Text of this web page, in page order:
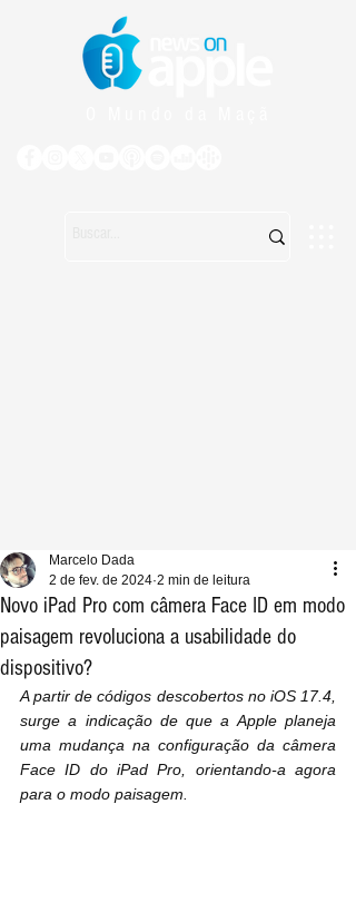
Novo iPad Pro com câmera Face ID em modo
paisagem revoluciona a usabilidade do
dispositivo?
Marcelo Dada
2 de fev. de 2024 2 min de leitura
A partir de códigos descobertos no iOS 17.4,
surge a indicação de que a Apple planeja
uma mudança na configuração da câmera
Face ID do iPad Pro, orientando-a agora
para o modo paisagem.